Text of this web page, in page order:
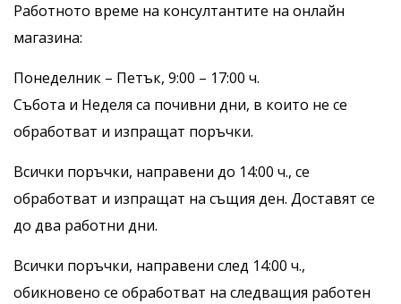
Работното време на консултантите на онлайн
магазина:
Понеделник – Петък, 9:00 – 17:00 ч.
Съботa и Неделя са почивни дни, в които не се
обработват и изпращат поръчки.
Всички поръчки, направени до 14:00 ч., се
обработват и изпращат на същия ден. Доставят се
до два работни дни.
Всички поръчки, направени след 14:00 ч.,
обикновено се обработват на следващия работен